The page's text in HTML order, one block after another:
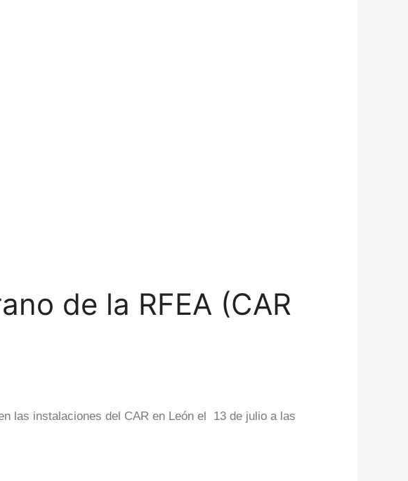
de la RFEA (CAR
las instalaciones del CAR en León el 13 de julio a las